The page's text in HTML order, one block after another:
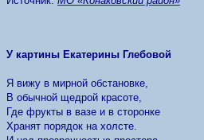
У картины Екатерины Глебовой
Я вижу в мирной обстановке,
В обычной щедрой красоте,
Где фрукты в вазе и в сторонке
Хранят порядок на холсте.